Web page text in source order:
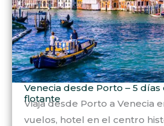
Venecia desde Porto – 5
flotante
Viaja desde Porto a Venecia
vuelos, hotel en el centro